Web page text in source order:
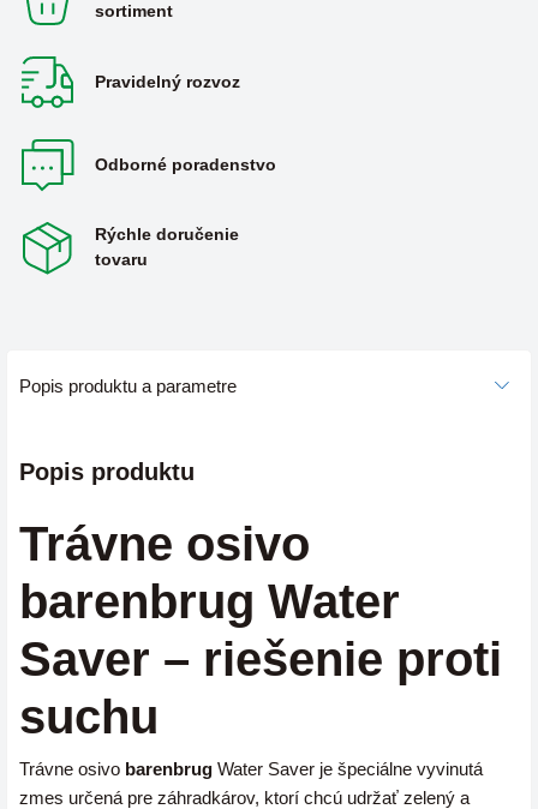
sortiment
Pravidelný rozvoz
Odborné poradenstvo
Rýchle doručenie
tovaru
Popis produktu a parametre
Popis produktu
Trávne osivo
barenbrug Water
Saver – riešenie proti
suchu
Trávne osivo barenbrug Water Saver je špeciálne vyvinutá
zmes určená pre záhradkárov, ktorí chcú udržať zelený a